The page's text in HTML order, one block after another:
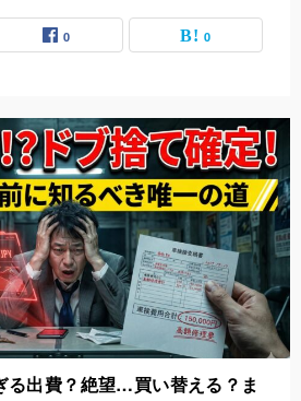
0 0
る出費？絶望…買い替える？ま